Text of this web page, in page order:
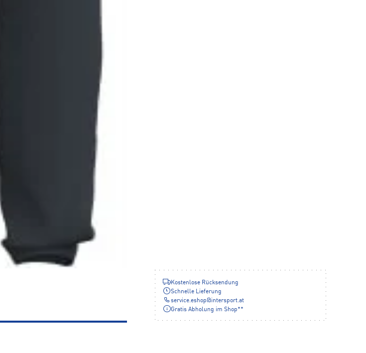
Kostenlose Rücksendung
Schnelle Lieferung
service.eshop@intersport.at
Gratis Abholung im Shop**